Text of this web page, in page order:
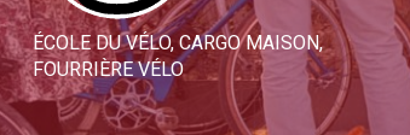
ÉCOLE DU VÉLO, CARGO MAISON,
FOURRIÈRE VÉLO